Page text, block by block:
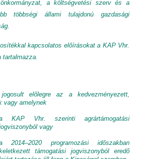
a költségvetési szerv és a
többségi állami tulajdonú gazdasági
kapcsolatos előírásokat a KAP Vhr.
tartalmazza.
előlegre az a kedvezményezett,
vagy amelynek
KAP Vhr. szerinti agrártámogatási
vagy
2014–2020 programozási időszakban
támogatási jogviszonyból eredő